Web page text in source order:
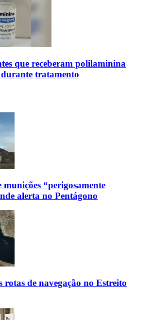
que receberam polilaminina
tratamento
munições “perigosamente
alerta no Pentágono
rotas de navegação no Estreito